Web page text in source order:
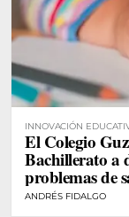
INNOVACIÓN
El Colegio
Bachillerato a
problemas de
ANDRÉS FIDALGO